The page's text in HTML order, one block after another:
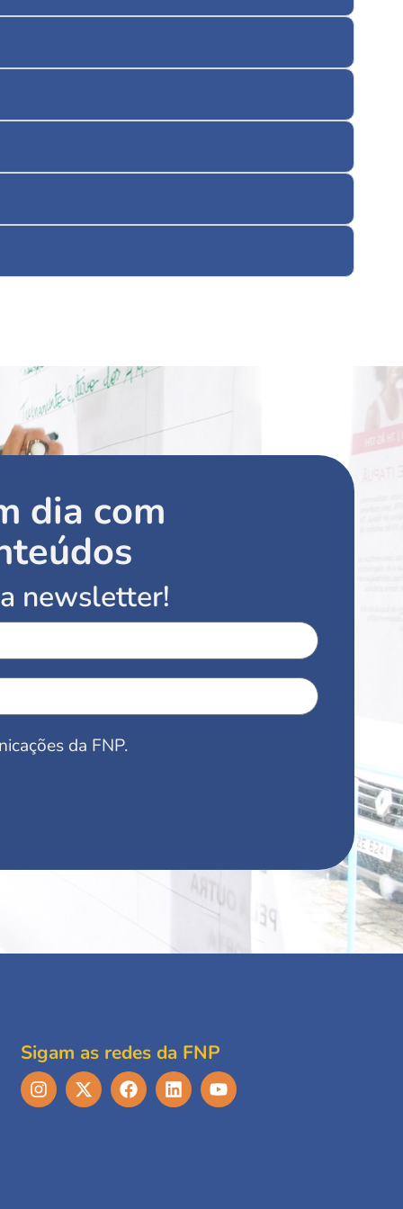
dia com
newsletter!
da FNP.
Sigam as redes da FNP